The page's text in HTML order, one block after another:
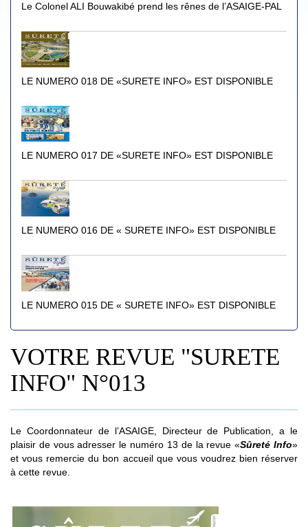
Le Colonel ALI Bouwakibé prend les rênes de l’ASAIGE-PAL
LE NUMERO 018 DE «SURETE INFO» EST DISPONIBLE
LE NUMERO 017 DE «SURETE INFO» EST DISPONIBLE
LE NUMERO 016 DE « SURETE INFO» EST DISPONIBLE
LE NUMERO 015 DE « SURETE INFO» EST DISPONIBLE
VOTRE REVUE "SURETE
INFO" N°013
Le Coordonnateur de l’ASAIGE, Directeur de Publication, a le
plaisir de vous adresser le numéro 13 de la revue «Sûreté Info»
et vous remercie du bon accueil que vous voudrez bien réserver
à cette revue.